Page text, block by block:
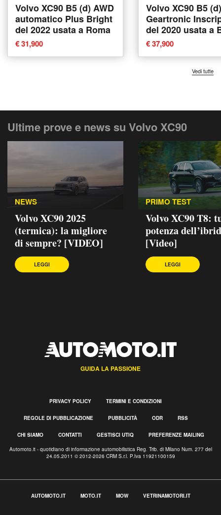
Volvo XC90 B5 (d) AWD
automatico Plus Bright
del 2022 usata a Roma
€ 31,900
Volvo XC90 B5
Geartronic
del 2020 usata a
€ 37,900
Vedi tutte
Ultime prove e news su Volvo XC90
NEWS
Volvo XC90 2025
(termica): la migliore
di sempre? [VIDEO]
LEGGI
PRIMO TEST
Volvo XC90 T8:
potenza
[Video]
LEGGI
GUIDA LA PASSIONE
PRIVACY POLICY TERMINI E CONDIZIONI
REGOLE DI PUBBLICAZIONE PUBBLICITÀ ODR RSS
CHI SIAMO CONTATTI GESTISCI UTIQ PREFERENZE MAILING
Automoto.it - quotidiano di informazione automobilistica Reg. Trib. di Milano Num. 277 del
24.05.2011 © 2012-2026 CRM S.r.l. P.Iva 11921100159
AUTOMOTO.IT MOTO.IT MOW VETRINAMOTORI.IT